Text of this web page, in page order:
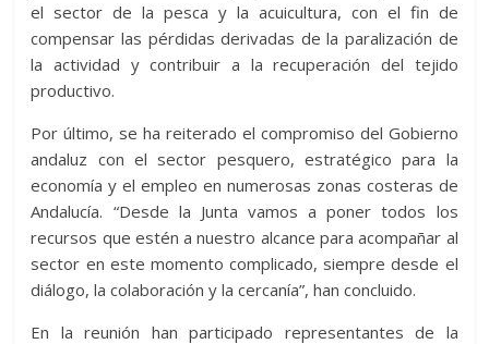
el sector de la pesca y la acuicultura, con el fin de
compensar las pérdidas derivadas de la paralización de
la actividad y contribuir a la recuperación del tejido
productivo.
Por último, se ha reiterado el compromiso del Gobierno
andaluz con el sector pesquero, estratégico para la
economía y el empleo en numerosas zonas costeras de
Andalucía. “Desde la Junta vamos a poner todos los
recursos que estén a nuestro alcance para acompañar al
sector en este momento complicado, siempre desde el
diálogo, la colaboración y la cercanía”, han concluido.
En la reunión han participado representantes de la